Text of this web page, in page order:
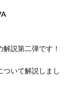
解説第二弾です！
ついて解説しまし